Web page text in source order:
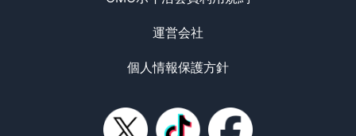
運営会社
個人情報保護方針